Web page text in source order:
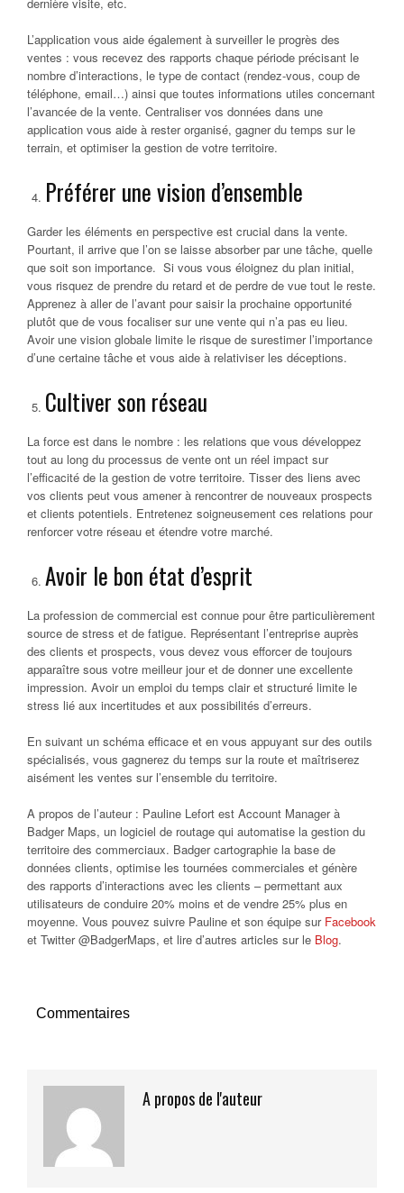
L’application vous aide également à surveiller le progrès des
ventes : vous recevez des rapports chaque période précisant le
nombre d’interactions, le type de contact (rendez-vous, coup de
téléphone, email…) ainsi que toutes informations utiles concernant
l’avancée de la vente. Centraliser vos données dans une
application vous aide à rester organisé, gagner du temps sur le
terrain, et optimiser la gestion de votre territoire.
Préférer une vision d’ensemble
Garder les éléments en perspective est crucial dans la vente.
Pourtant, il arrive que l’on se laisse absorber par une tâche, quelle
que soit son importance. Si vous vous éloignez du plan initial,
vous risquez de prendre du retard et de perdre de vue tout le reste.
Apprenez à aller de l’avant pour saisir la prochaine opportunité
plutôt que de vous focaliser sur une vente qui n’a pas eu lieu.
Avoir une vision globale limite le risque de surestimer l’importance
d’une certaine tâche et vous aide à relativiser les déceptions.
Cultiver son réseau
La force est dans le nombre : les relations que vous développez
tout au long du processus de vente ont un réel impact sur
l’efficacité de la gestion de votre territoire. Tisser des liens avec
vos clients peut vous amener à rencontrer de nouveaux prospects
et clients potentiels. Entretenez soigneusement ces relations pour
renforcer votre réseau et étendre votre marché.
Avoir le bon état d’esprit
La profession de commercial est connue pour être particulièrement
source de stress et de fatigue. Représentant l’entreprise auprès
des clients et prospects, vous devez vous efforcer de toujours
apparaître sous votre meilleur jour et de donner une excellente
impression. Avoir un emploi du temps clair et structuré limite le
stress lié aux incertitudes et aux possibilités d’erreurs.
En suivant un schéma efficace et en vous appuyant sur des outils
spécialisés, vous gagnerez du temps sur la route et maîtriserez
aisément les ventes sur l’ensemble du territoire.
A propos de l’auteur : Pauline Lefort est Account Manager à
Badger Maps, un logiciel de routage qui automatise la gestion du
territoire des commerciaux. Badger cartographie la base de
données clients, optimise les tournées commerciales et génère
des rapports d’interactions avec les clients – permettant aux
utilisateurs de conduire 20% moins et de vendre 25% plus en
moyenne. Vous pouvez suivre Pauline et son équipe sur Facebook
et Twitter @BadgerMaps, et lire d’autres articles sur le Blog.
Commentaires
A propos de l'auteur